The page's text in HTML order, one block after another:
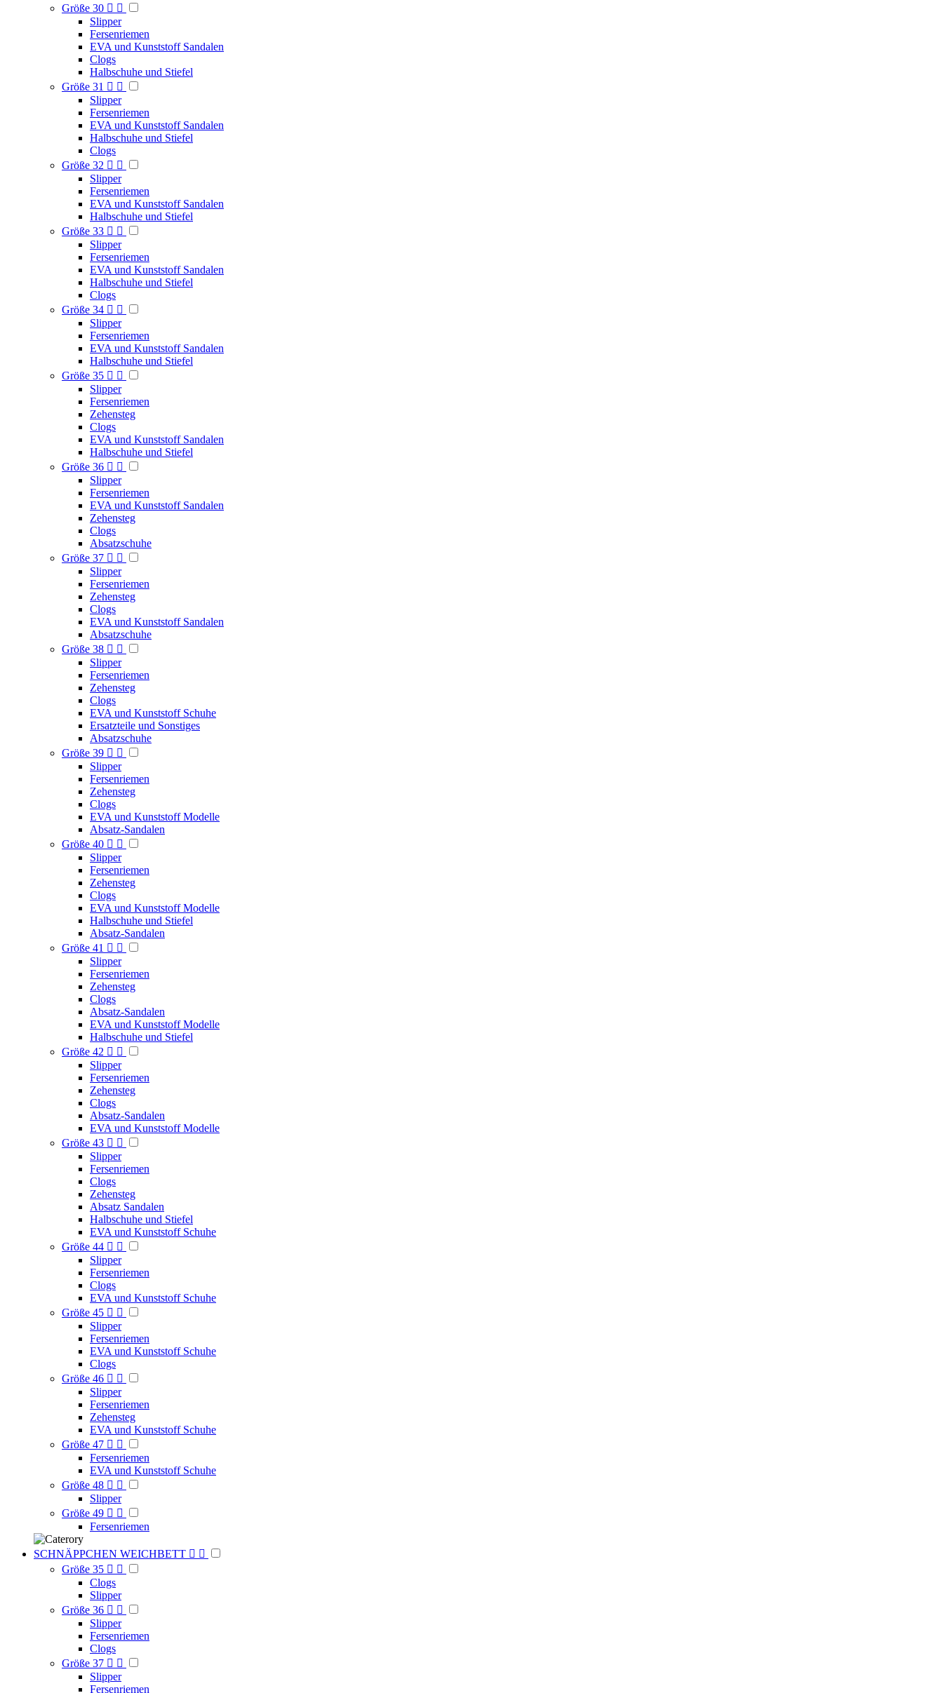
Größe 30  
Slipper
Fersenriemen
EVA und Kunststoff Sandalen
Clogs
Halbschuhe und Stiefel
Größe 31  
Slipper
Fersenriemen
EVA und Kunststoff Sandalen
Halbschuhe und Stiefel
Clogs
Größe 32  
Slipper
Fersenriemen
EVA und Kunststoff Sandalen
Halbschuhe und Stiefel
Größe 33  
Slipper
Fersenriemen
EVA und Kunststoff Sandalen
Halbschuhe und Stiefel
Clogs
Größe 34  
Slipper
Fersenriemen
EVA und Kunststoff Sandalen
Halbschuhe und Stiefel
Größe 35  
Slipper
Fersenriemen
Zehensteg
Clogs
EVA und Kunststoff Sandalen
Halbschuhe und Stiefel
Größe 36  
Slipper
Fersenriemen
EVA und Kunststoff Sandalen
Zehensteg
Clogs
Absatzschuhe
Größe 37  
Slipper
Fersenriemen
Zehensteg
Clogs
EVA und Kunststoff Sandalen
Absatzschuhe
Größe 38  
Slipper
Fersenriemen
Zehensteg
Clogs
EVA und Kunststoff Schuhe
Ersatzteile und Sonstiges
Absatzschuhe
Größe 39  
Slipper
Fersenriemen
Zehensteg
Clogs
EVA und Kunststoff Modelle
Absatz-Sandalen
Größe 40  
Slipper
Fersenriemen
Zehensteg
Clogs
EVA und Kunststoff Modelle
Halbschuhe und Stiefel
Absatz-Sandalen
Größe 41  
Slipper
Fersenriemen
Zehensteg
Clogs
Absatz-Sandalen
EVA und Kunststoff Modelle
Halbschuhe und Stiefel
Größe 42  
Slipper
Fersenriemen
Zehensteg
Clogs
Absatz-Sandalen
EVA und Kunststoff Modelle
Größe 43  
Slipper
Fersenriemen
Clogs
Zehensteg
Absatz Sandalen
Halbschuhe und Stiefel
EVA und Kunststoff Schuhe
Größe 44  
Slipper
Fersenriemen
Clogs
EVA und Kunststoff Schuhe
Größe 45  
Slipper
Fersenriemen
EVA und Kunststoff Schuhe
Clogs
Größe 46  
Slipper
Fersenriemen
Zehensteg
EVA und Kunststoff Schuhe
Größe 47  
Fersenriemen
EVA und Kunststoff Schuhe
Größe 48  
Slipper
Größe 49  
Fersenriemen
SCHNÄPPCHEN WEICHBETT  
Größe 35  
Clogs
Slipper
Größe 36  
Slipper
Fersenriemen
Clogs
Größe 37  
Slipper
Fersenriemen